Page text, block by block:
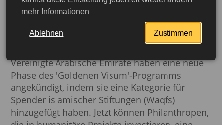
„Golden Visa“-Programm
für Wohltäter ausgeweitet
Vereinigte Arabische Emirate haben eine neue
Phase des 'Goldenen Visum'-Programms
angekündigt, indem sie eine Kategorie für
Spender islamischer Stiftungen (Waqfs)
hinzugefügt haben. Jetzt können Philanthropen,
mehr Informationen
Ablehnen Zustimmen